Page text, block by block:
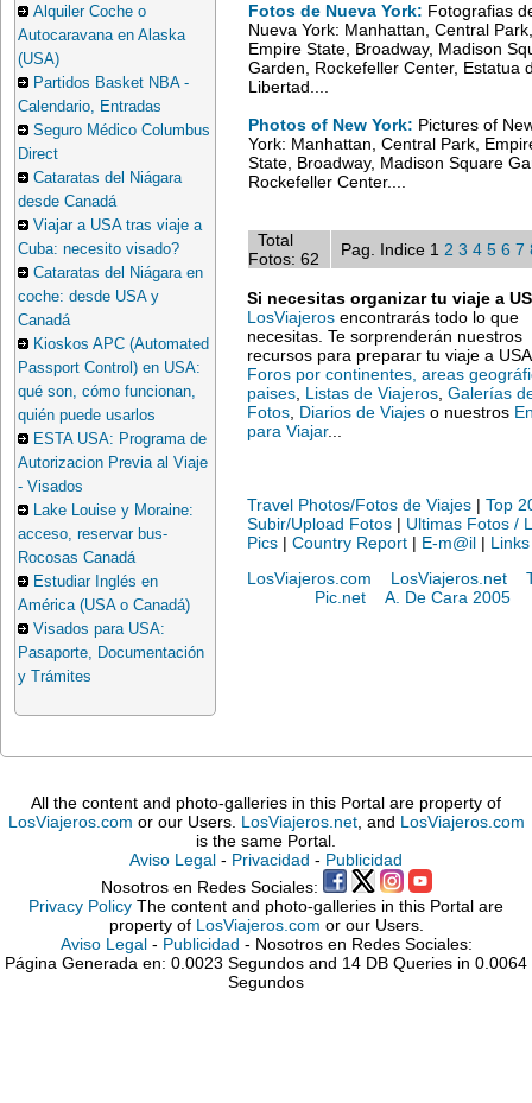
Alquiler Coche o
Autocaravana en Alaska
(USA)
Partidos Basket NBA -
Calendario, Entradas
Seguro Médico Columbus
Direct
Cataratas del Niágara
desde Canadá
Viajar a USA tras viaje a
Cuba: necesito visado?
Cataratas del Niágara en
coche: desde USA y
Canadá
Kioskos APC (Automated
Passport Control) en USA:
qué son, cómo funcionan,
quién puede usarlos
ESTA USA: Programa de
Autorizacion Previa al Viaje
- Visados
Lake Louise y Moraine:
acceso, reservar bus-
Rocosas Canadá
Estudiar Inglés en
América (USA o Canadá)
Visados para USA:
Pasaporte, Documentación
y Trámites
Fotos de Nueva York: Fotografias
Nueva York: Manhattan, Central Park,
Empire State, Broadway, Madison
Garden, Rockefeller Center, Estatua
Libertad....
Photos of New York: Pictures of
York: Manhattan, Central Park,
State, Broadway, Madison Square
Rockefeller Center....
Total
Fotos: 62
Pag. Indice 1 2 3 4 5 6 7
Si necesitas organizar tu viaje a
LosViajeros encontrarás todo lo que
necesitas. Te sorprenderán nuestros
recursos para preparar tu viaje a
Foros por continentes, areas
paises Listas de Viajeros Galerías
Fotos Diarios de Viajes o nuestros
para Viajar...
Travel Photos/Fotos de Viajes | Top
Subir/Upload Fotos | Ultimas Fotos /
Pics | Country Report | E-m@il | Links
LosViajeros.com
LosViajeros.net
Pic.net
A. De Cara 2005
All the content and photo-galleries in this Portal are property of
LosViajeros.com or our Users. LosViajeros.net, and LosViajeros.com
is the same Portal.
Aviso Legal - Privacidad - Publicidad
Nosotros en Redes Sociales:
Privacy Policy The content and photo-galleries in this Portal are
property of LosViajeros.com or our Users.
Aviso Legal- Publicidad - Nosotros en Redes Sociales:
Página Generada en: 0.0023 Segundos and 14 DB Queries in 0.0064
Segundos